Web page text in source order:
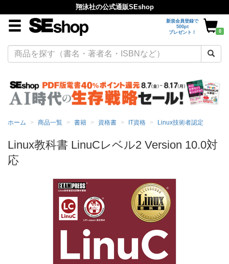
翔泳社の公式通販SEshop
新規会員登録で
500pt
プレゼント！
0
ホーム 商品一覧 書籍 資格書 IT資格 Linux技術者認定
Linux教科書 LinuCレベル2 Version 10.0対
応